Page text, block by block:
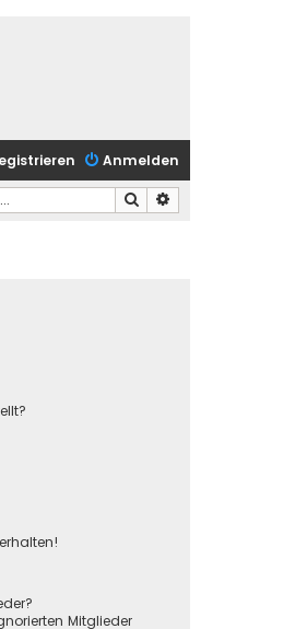
Anmelden
Suche
Mitglieder